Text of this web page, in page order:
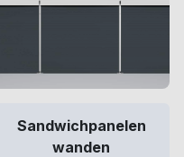
Sandwichpanelen
wanden